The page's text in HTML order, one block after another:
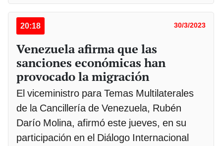
20:18 30/3/2023
Venezuela afirma que las
sanciones económicas han
provocado la migración
El viceministro para Temas Multilaterales
de la Cancillería de Venezuela, Rubén
Darío Molina, afirmó este jueves, en su
participación en el Diálogo Internacional